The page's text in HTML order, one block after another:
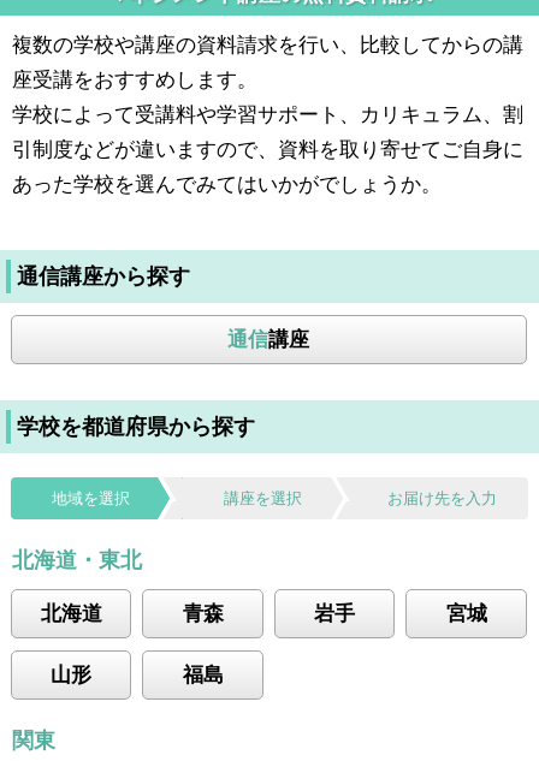
複数の学校や講座の資料請求を行い、比較してからの講
座受講をおすすめします。
学校によって受講料や学習サポート、カリキュラム、割
引制度などが違いますので、資料を取り寄せてご自身に
あった学校を選んでみてはいかがでしょうか。
通信講座から探す
通信講座
学校を都道府県から探す
地域を選択 講座を選択 お届け先を入力
北海道・東北
北海道 青森 岩手 宮城
山形 福島
関東